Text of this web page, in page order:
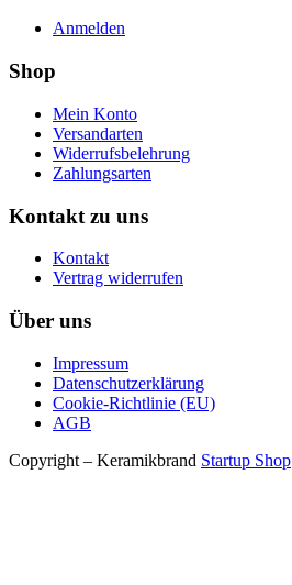
Anmelden
Shop
Mein Konto
Versandarten
Widerrufsbelehrung
Zahlungsarten
Kontakt zu uns
Kontakt
Vertrag widerrufen
Über uns
Impressum
Datenschutzerklärung
Cookie-Richtlinie (EU)
AGB
Copyright – Keramikbrand Startup Shop